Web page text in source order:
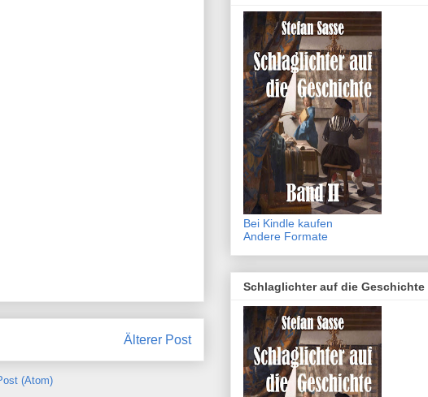
Älterer Post
(Atom)
Bei Kindle kaufen
Andere Formate
Schlaglichter auf die Geschichte